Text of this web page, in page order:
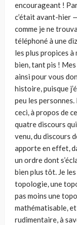
encourageant !
c’était avant-hier
comme je ne
téléphoné à une
les plus propices
bien, tant pis !
ainsi pour vous
histoire, puisque
peu les
ceci, à propos de
quatre discours
venu, du discours
apporte en effet,
un ordre dont
bien plus tôt. Je
topologie, une
pas moins une
mathématisable,
rudimentaire, à